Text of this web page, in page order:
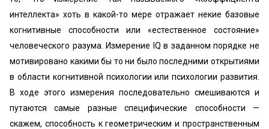
интеллекта» хоть в какой-то мере отражает некие базовые
когнитивные способности или «естественное состояние»
человеческого разума. Измерение IQ в заданном порядке не
мотивировано какими бы то ни было последними открытиями
в области когнитивной психологии или психологии развития.
В ходе этого измерения последовательно смешиваются и
путаются самые разные специфические способности —
скажем, способность к геометрическим и пространственным